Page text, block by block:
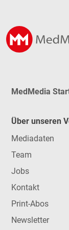
MedMedia
Über unseren
Mediadaten
Team
Jobs
Kontakt
Print-Abos
Newsletter